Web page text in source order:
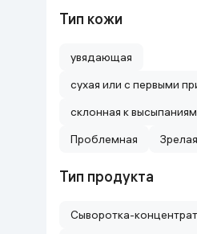
Дом и сад
Канцелярия
Книги
Одежда и Обувь
Тип кожи
увядающая
сухая или с первыми
склонная к высыпаниям
Проблемная
Зрелая
Тип продукта
Сыворотка-концентрат